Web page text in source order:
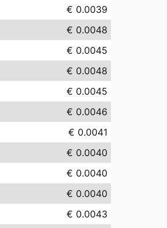
€ 0.0039
€ 0.0048
€ 0.0045
€ 0.0048
€ 0.0045
€ 0.0046
€ 0.0041
€ 0.0040
€ 0.0040
€ 0.0040
€ 0.0043